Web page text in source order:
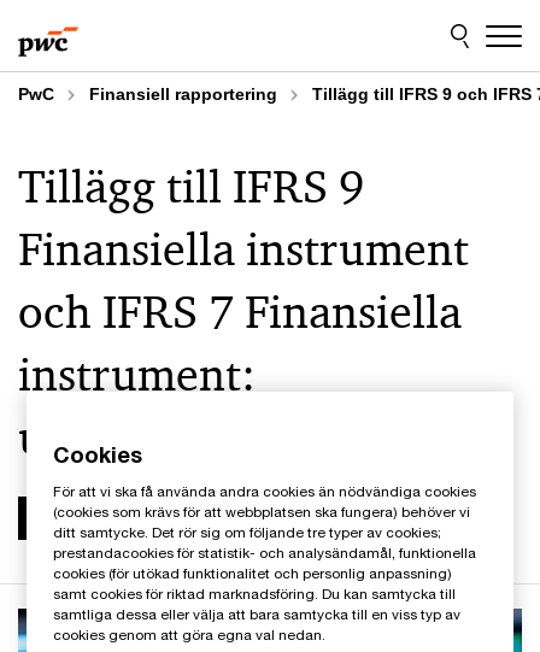
to
content
to
footer
PwC Finansiell rapportering Tillägg till IFRS 9 och IFRS
Tillägg till IFRS 9
Finansiella instrument
och IFRS 7 Finansiella
instrument:
upplysningar
2024-06-17
Cookies
För att vi ska få använda andra cookies än nödvändiga cookies
(cookies som krävs för att webbplatsen ska fungera) behöver vi
ditt samtycke. Det rör sig om följande tre typer av cookies;
prestandacookies för statistik- och analysändamål, funktionella
cookies (för utökad funktionalitet och personlig anpassning)
samt cookies för riktad marknadsföring. Du kan samtycka till
samtliga dessa eller välja att bara samtycka till en viss typ av
cookies genom att göra egna val nedan.